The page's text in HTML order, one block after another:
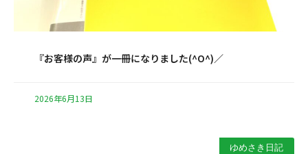
『お客様の声』が一冊になりました(^O^)／
2026年6月13日
ゆめさき日記